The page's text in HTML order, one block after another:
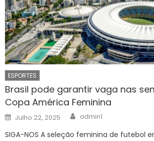
ESPORTES
Brasil pode garantir vaga nas
Copa América Feminina
Posted
on
Julho 22, 2025 Author
admin1
SIGA-NOS A seleção feminina de futebol